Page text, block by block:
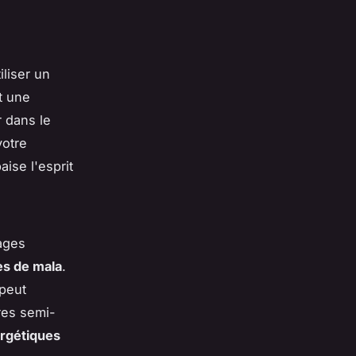
un
une
dans le
l'esprit
de mala.
semi-